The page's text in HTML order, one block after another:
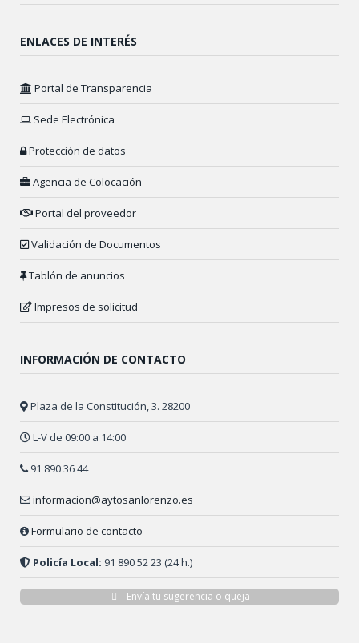
ENLACES DE INTERÉS
Portal de Transparencia
Sede Electrónica
Protección de datos
Agencia de Colocación
Portal del proveedor
Validación de Documentos
Tablón de anuncios
Impresos de solicitud
INFORMACIÓN DE CONTACTO
Plaza de la Constitución, 3. 28200
L-V de 09:00 a 14:00
91 890 36 44
informacion@aytosanlorenzo.es
Formulario de contacto
Policía Local: 91 890 52 23 (24 h.)
Envía tu sugerencia o queja